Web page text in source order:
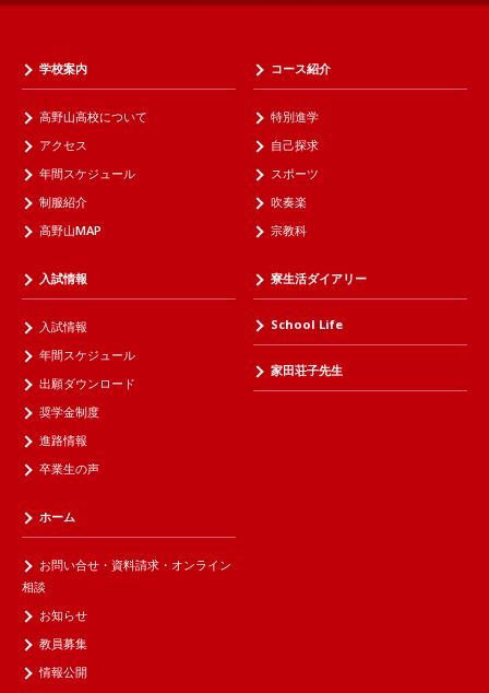
学校案内
高野山高校について
アクセス
年間スケジュール
制服紹介
高野山MAP
コース紹介
特別進学
自己探求
スポーツ
吹奏楽
宗教科
入試情報
入試情報
年間スケジュール
出願ダウンロード
奨学金制度
進路情報
卒業生の声
寮生活ダイアリー
School Life
家田荘子先生
ホーム
お問い合せ・資料請求・オンライン
相談
お知らせ
教員募集
情報公開